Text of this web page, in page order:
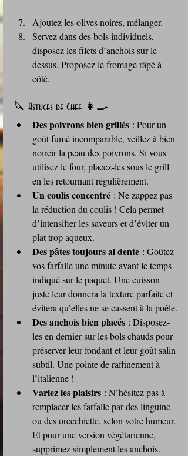
Ajoutez les olives noires, mélanger.
Servez dans des bols individuels,
disposez les filets d’anchois sur le
dessus. Proposez le fromage râpé à
côté.
🔪 Astuces de Chef 👩‍🍳
Des poivrons bien grillés : Pour un
goût fumé incomparable, veillez à bien
noircir la peau des poivrons. Si vous
utilisez le four, placez-les sous le grill
en les retournant régulièrement.
Un coulis concentré : Ne zappez pas
la réduction du coulis ! Cela permet
d’intensifier les saveurs et d’éviter un
plat trop aqueux.
Des pâtes toujours al dente : Goûtez
vos farfalle une minute avant le temps
indiqué sur le paquet. Une cuisson
juste leur donnera la texture parfaite et
évitera qu’elles ne se cassent à la poêle.
Des anchois bien placés : Disposez-
les en dernier sur les bols chauds pour
préserver leur fondant et leur goût salin
subtil. Une pointe de raffinement à
l’italienne !
Variez les plaisirs : N’hésitez pas à
remplacer les farfalle par des linguine
ou des orecchiette, selon votre humeur.
Et pour une version végétarienne,
supprimez simplement les anchois.